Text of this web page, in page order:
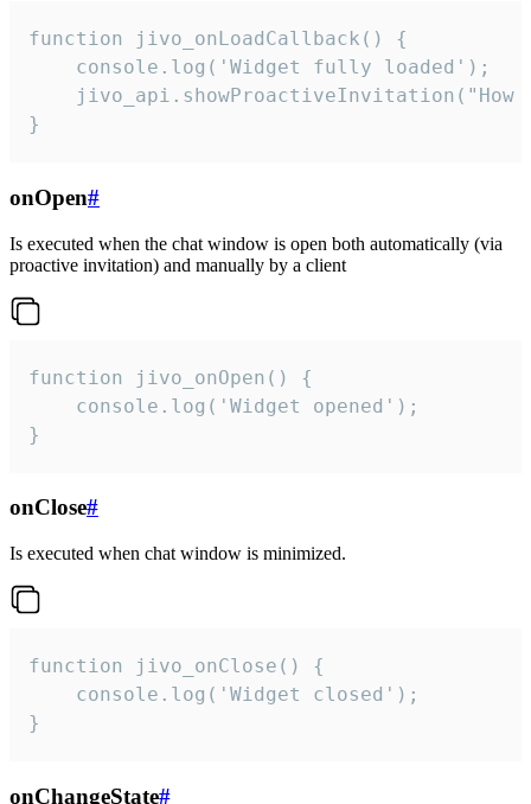
function jivo_onLoadCallback() {
    console.log('Widget fully loaded');
jivo_api.showProactiveInvitation("How
}
onOpen#
Is executed when the chat window is open both automatically (via
proactive invitation) and manually by a client
function jivo_onOpen() {
    console.log('Widget opened');
}
onClose#
Is executed when chat window is minimized.
function jivo_onClose() {
    console.log('Widget closed');
}
onChangeState#